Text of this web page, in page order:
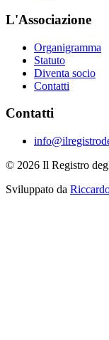
L'Associazione
Organigramma
Statuto
Diventa socio
Contatti
Contatti
© 2026 Il Registro
Sviluppato da